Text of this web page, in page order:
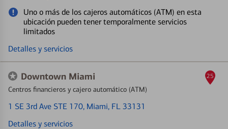
Uno o más de los cajeros automáticos (ATM) en esta
ubicación pueden tener temporalmente servicios
limitados
Detalles y servicios
Downtown Miami
Centros financieros y cajero automático (ATM)
1 SE 3rd Ave STE 170, Miami, FL 33131
Detalles y servicios
25